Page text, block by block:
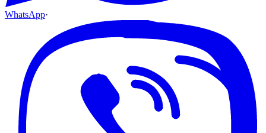
WhatsApp·